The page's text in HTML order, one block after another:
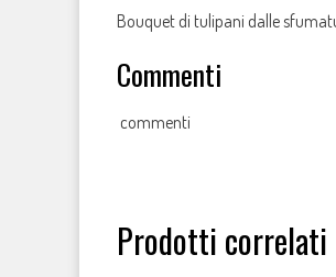
Bouquet di tulipani dalle
Commenti
commenti
Prodotti correlati